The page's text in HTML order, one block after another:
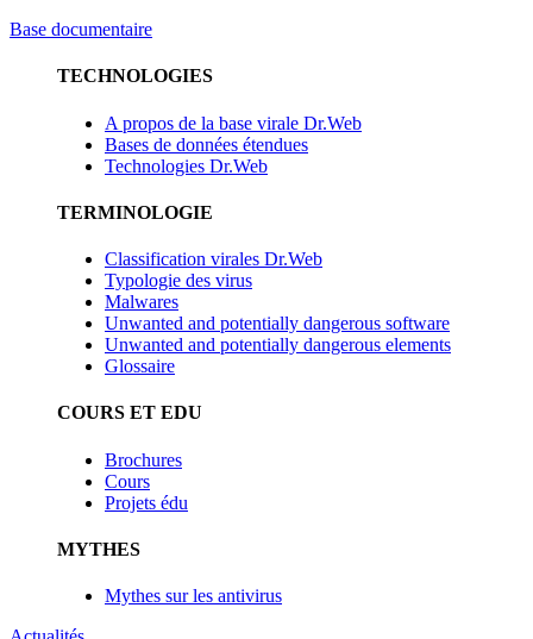
Base documentaire
TECHNOLOGIES
A propos de la base virale Dr.Web
Bases de données étendues
Technologies Dr.Web
TERMINOLOGIE
Classification virales Dr.Web
Typologie des virus
Malwares
Unwanted and potentially dangerous software
Unwanted and potentially dangerous elements
Glossaire
COURS ET EDU
Brochures
Cours
Projets édu
MYTHES
Mythes sur les antivirus